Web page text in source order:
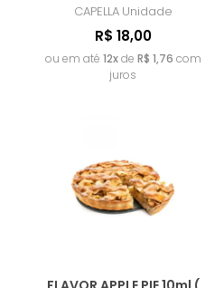
CAPELLA Unidade
R$ 18,00
ou em até 12xde R$ 1,76 com
juros